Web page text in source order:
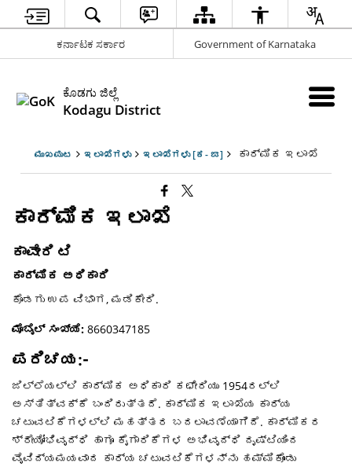
ಕರ್ನಾಟಕ ಸರ್ಕಾರ Government of Karnataka
ಕೊಡಗು ಜಿಲ್ಲೆ
Kodagu District
ಮುಖಪುಟ ಇಲಾಖೆಗಳು ಇಲಾಖೆಗಳು [ಕ- ಙ] ಕಾರ್ಮಿಕ ಇಲಾಖೆ
ಕಾರ್ಮಿಕ ಇಲಾಖೆ
ಕಾವೇರಿ ಟಿ
ಕಾರ್ಮಿಕ ಅಧಿಕಾರಿ
ಕೊಡಗು ಉಪ ವಿಭಾಗ, ಮಡಿಕೇರಿ.
ಮೊಬೈಲ್ ಸಂಖ್ಯೆ:8660347185
ಪರಿಚಯ:-
ಜಿಲ್ಲೆಯಲ್ಲಿ ಕಾರ್ಮಿಕ ಅಧಿಕಾರಿ ಕಛೇರಿಯು 1954ರಲ್ಲಿ
ಅಸ್ತಿತ್ವಕ್ಕೆ ಬಂದಿರುತ್ತದೆ. ಕಾರ್ಮಿಕ ಇಲಾಖೆಯ ಕಾರ್ಯ
ಚಟುವಟಿಕೆಗಳಲ್ಲಿ ಮಹತ್ತರ ಬದಲಾವಣೆಯಾಗಿದೆ. ಕಾರ್ಮಿಕರ
ಶ್ರೇಯೋಭಿವೃದ್ಧಿ ಹಾಗೂ ಕೈಗಾರಿಕೆಗಳ ಅಭಿವೃದ್ಧಿ ದೃಷ್ಟಿಯಿಂದ
ವೈವಿದ್ಯಮಯವಾದ ಕಾರ್ಯ ಚಟುವಟಿಕೆಗಳನ್ನು ಹಮ್ಮಿಕೊಂಡು